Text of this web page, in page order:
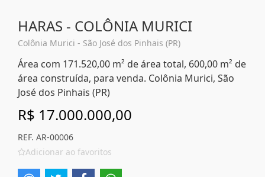
HARAS - COLÔNIA MURICI
Colônia Murici - São José dos Pinhais (PR)
Área com 171.520,00 m² de área total, 600,00 m² de
área construída, para venda. Colônia Murici, São
José dos Pinhais (PR)
R$ 17.000.000,00
REF. AR-00006
Adicionar ao favoritos